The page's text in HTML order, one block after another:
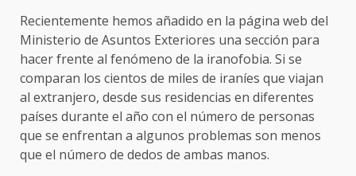
Recientemente hemos añadido en la página web del
Ministerio de Asuntos Exteriores una sección para
hacer frente al fenómeno de la iranofobia. Si se
comparan los cientos de miles de iraníes que viajan
al extranjero, desde sus residencias en diferentes
países durante el año con el número de personas
que se enfrentan a algunos problemas son menos
que el número de dedos de ambas manos.